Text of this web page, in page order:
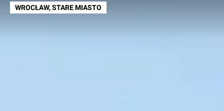
WROCŁAW, STARE MIASTO